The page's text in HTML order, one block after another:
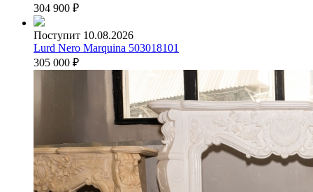
304 900 ₽
Поступит 10.08.2026
Lurd Nero Marquina 503018101
305 000 ₽